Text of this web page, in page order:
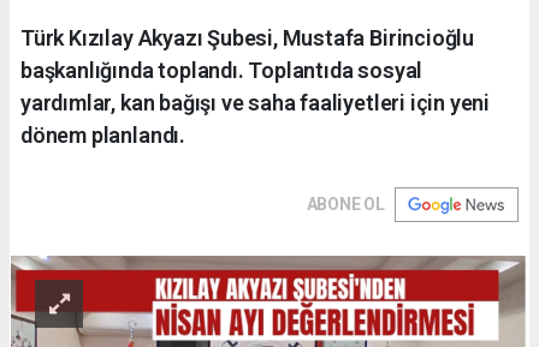
Türk Kızılay Akyazı Şubesi, Mustafa Birincioğlu
başkanlığında toplandı. Toplantıda sosyal
yardımlar, kan bağışı ve saha faaliyetleri için yeni
dönem planlandı.
ABONE OL